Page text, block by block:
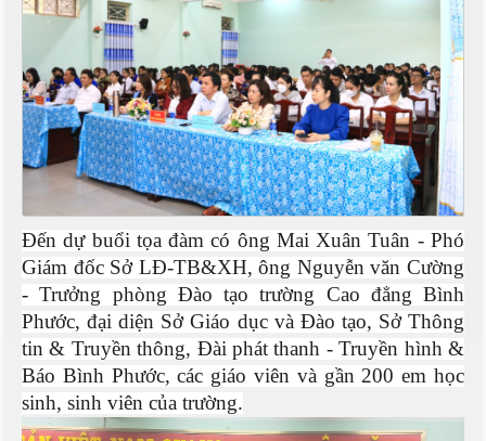
Đến dự buổi tọa đàm có ông Mai Xuân Tuân - Phó
Giám đốc Sở LĐ-TB&XH, ông Nguyễn văn Cường
- Trưởng phòng Đào tạo trường Cao đẳng Bình
Phước, đại diện Sở Giáo dục và Đào tạo, Sở Thông
tin & Truyền thông, Đài phát thanh - Truyền hình &
Báo Bình Phước, các giáo viên và gần 200 em học
sinh, sinh viên của trường.